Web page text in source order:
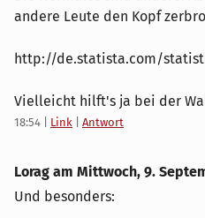
andere Leute den Kopf
http://de.statista.com/
Vielleicht hilft's ja bei der
18:54 Link Antwort
Lorag am Mittwoch, 9.
Und besonders: